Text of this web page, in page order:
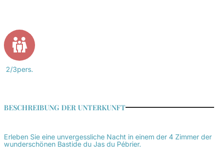
2/3pers.
BESCHREIBUNG DER UNTERKUNFT
Erleben Sie eine unvergessliche Nacht in einem der 4 Zimmer der
wunderschönen Bastide du Jas du Pébrier.